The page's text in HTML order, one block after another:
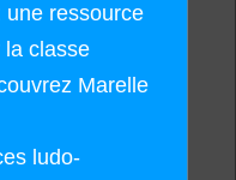
une ressource
la classe
Marelle
ludo-